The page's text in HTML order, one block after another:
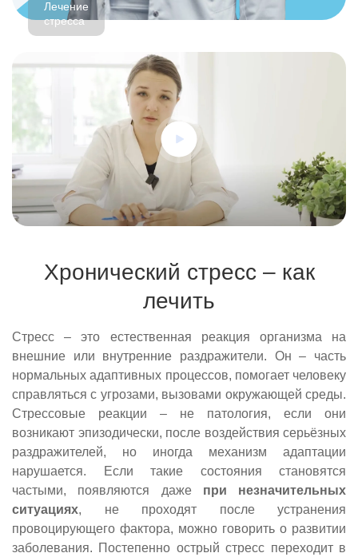
Лечение
стресса
Хронический стресс – как
лечить
Стресс – это естественная реакция организма на
внешние или внутренние раздражители. Он – часть
нормальных адаптивных процессов, помогает человеку
справляться с угрозами, вызовами окружающей среды.
Стрессовые реакции – не патология, если они
возникают эпизодически, после воздействия серьёзных
раздражителей, но иногда механизм адаптации
нарушается. Если такие состояния становятся
частыми, появляются даже при незначительных
ситуациях, не проходят после устранения
провоцирующего фактора, можно говорить о развитии
заболевания. Постепенно острый стресс переходит в